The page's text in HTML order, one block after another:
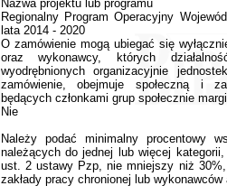
Nazwa projektu lub programu
Regionalny Program Operacyjny
lata 2014 - 2020
O zamówienie mogą ubiegać się
oraz wykonawcy, których
wyodrębnionych organizacyjnie
zamówienie, obejmuje społeczną i
będących członkami grup społecznie
Nie
Należy podać minimalny procentowy
należących do jednej lub więcej
ust. 2 ustawy Pzp, nie mniejszy niż
zakłady pracy chronionej lub